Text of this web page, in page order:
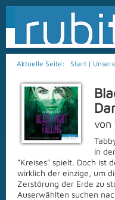
Aktuelle Seite: Start |
von
in
"Kreises" spielt. Doch ist
wirklich der einzige, um
Zerstörung der Erde zu
Auserwählten suchen